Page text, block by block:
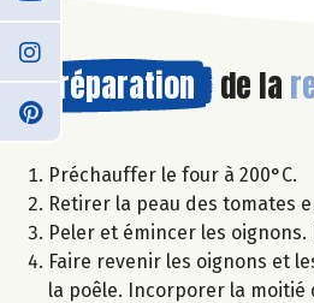
Préparation de la
Préchauffer le four à 200°C.
Retirer la peau des tomates
Peler et émincer les
Faire revenir les oignons et
la poêle. Incorporer la moitié